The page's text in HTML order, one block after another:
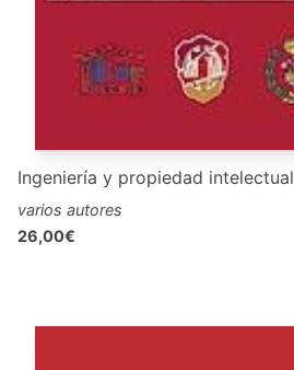
Ingeniería y propiedad intelectual
varios autores
26,00€